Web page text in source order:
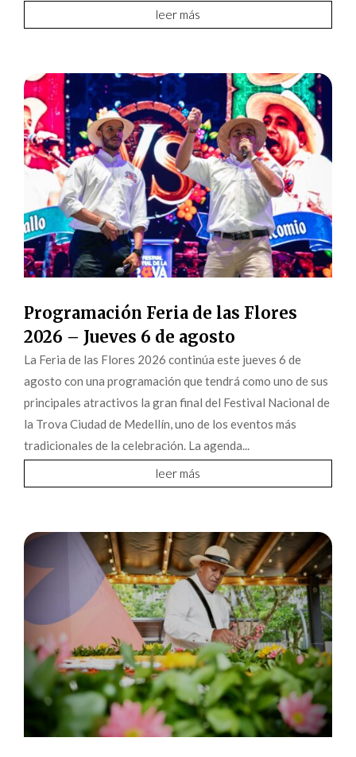
leer más
Programación Feria de las Flores
2026 – Jueves 6 de agosto
La Feria de las Flores 2026 continúa este jueves 6 de
agosto con una programación que tendrá como uno de sus
principales atractivos la gran final del Festival Nacional de
la Trova Ciudad de Medellín, uno de los eventos más
tradicionales de la celebración. La agenda...
leer más